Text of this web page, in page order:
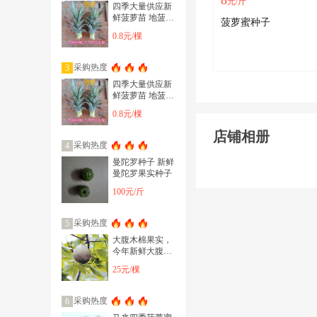
四季大量供应新
鲜菠萝苗 地菠萝
快 大 甜
0.8元/棵
3 采购热度
四季大量供应新
鲜菠萝苗 地菠萝
0.8元/棵
4 采购热度
曼陀罗种子 新鲜
曼陀罗果实种子
100元/斤
5 采购热度
大腹木棉果实，
今年新鲜大腹木
我们吧
25元/棵
6 采购热度
菠萝蜜种子
店铺相册